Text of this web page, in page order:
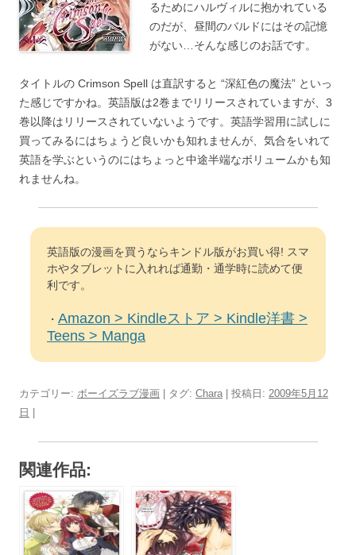
るためにハルヴィルに抱かれている
のだが、昼間のバルドにはその記憶
がない…そんな感じのお話です。
タイトルの Crimson Spell は直訳すると “深紅色の魔法” といっ
た感じですかね。英語版は2巻までリリースされていますが、3
巻以降はリリースされていないようです。英語学習用に試しに
買ってみるにはちょうど良いかも知れませんが、気合をいれて
英語を学ぶというのにはちょっと中途半端なボリュームかも知
れませんね。
英語版の漫画を買うならキンドル版がお買い得! スマ
ホやタブレットに入れれば通勤・通学時に読めて便
利です。
・ Amazon > Kindleストア > Kindle洋書 >
Teens > Manga
カテゴリー: ボーイズラブ漫画 | タグ: Chara | 投稿日: 2009年5月12
日
関連作品: